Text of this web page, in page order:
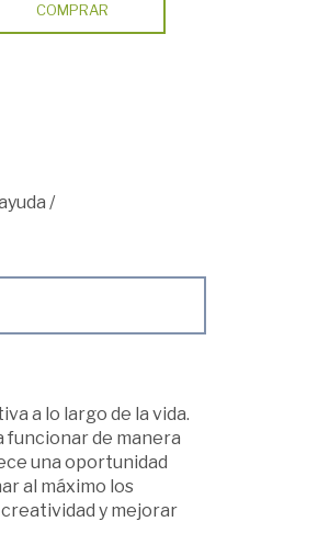
COMPRAR
/
a lo largo de la vida.
funcionar de manera
una oportunidad
al máximo los
y mejorar